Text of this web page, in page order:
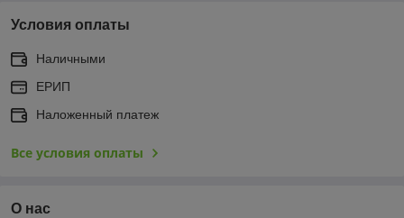
Условия оплаты
Наличными
ЕРИП
Наложенный платеж
Все условия оплаты
О нас